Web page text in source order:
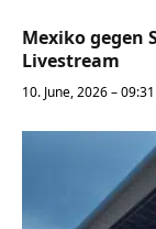
Mexiko gegen
Livestream
10. June, 2026 – 09:31